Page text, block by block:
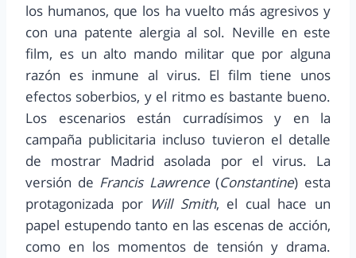
los humanos, que los ha vuelto más agresivos y
con una patente alergia al sol. Neville en este
film, es un alto mando militar que por alguna
razón es inmune al virus. El film tiene unos
efectos soberbios, y el ritmo es bastante bueno.
Los escenarios están curradísimos y en la
campaña publicitaria incluso tuvieron el detalle
de mostrar Madrid asolada por el virus. La
versión de Francis Lawrence(Constantine) esta
protagonizada por Will Smith, el cual hace un
papel estupendo tanto en las escenas de acción,
como en los momentos de tensión y drama.